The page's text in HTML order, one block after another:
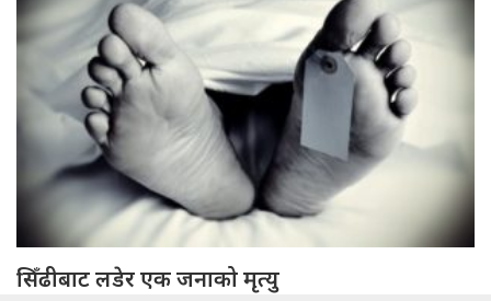
सिँढीबाट लडेर एक जनाको मृत्यु